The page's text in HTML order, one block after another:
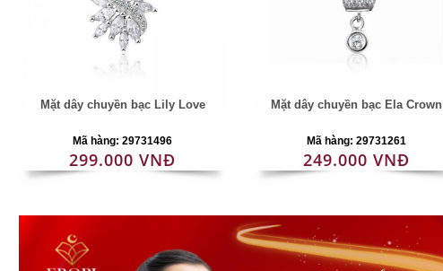
Mặt dây chuyền bạc Lily Love
Mã hàng: 29731496
299.000 VNĐ
Mặt dây chuyền bạc Ela Crown
Mã hàng: 29731261
249.000 VNĐ